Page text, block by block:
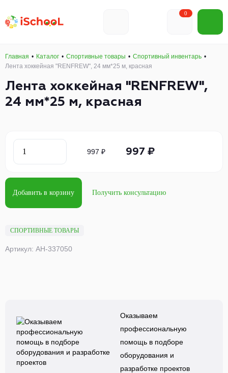
0
Главная Каталог Спортивные товары
Спортивный инвентарь
Лента хоккейная "RENFREW", 24 мм*25 м, красная
Лента хоккейная "RENFREW",
24 мм*25 м, красная
СПОРТИВНЫЕ ТОВАРЫ
Артикул: АН-337050
997 ₽ 997 ₽
Добавить в корзину Получить консультацию
Оказываем
профессиональную
помощь в подборе
оборудования и
разработке проектов